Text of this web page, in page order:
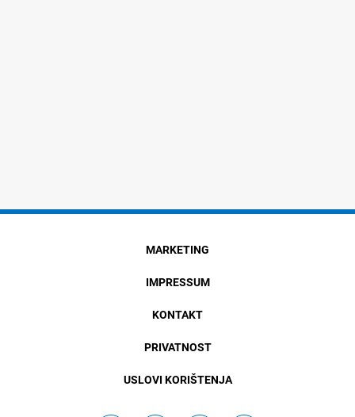
MARKETING
IMPRESSUM
KONTAKT
PRIVATNOST
USLOVI KORIŠTENJA